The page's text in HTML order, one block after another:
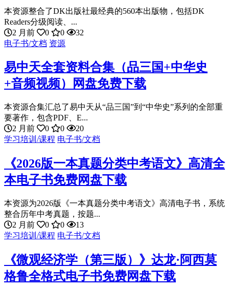
本资源整合了DK出版社最经典的560本出版物，包括DK
Readers分级阅读、...
2 月前
0 0
32
电子书/文档 资源
易中天全套资料合集（品三国+中华史
+音频视频）网盘免费下载
本资源合集汇总了易中天从“品三国”到“中华史”系列的全部重
要著作，包含PDF、E...
2 月前
0 0
20
学习培训/课程 电子书/文档
《2026版一本真题分类中考语文》高清全
本电子书免费网盘下载
本资源为2026版《一本真题分类中考语文》高清电子书，系统
整合历年中考真题，按题...
2 月前
0 0
13
学习培训/课程 电子书/文档
《微观经济学（第三版）》达龙·阿西莫
格鲁全格式电子书免费网盘下载